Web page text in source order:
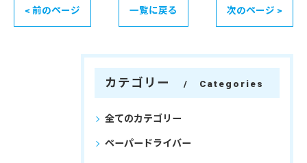
< 前のページ 一覧に戻る 次のページ >
カテゴリー Categories
全てのカテゴリー
ペーパードライバー